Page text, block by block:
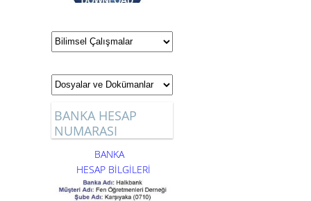
YILLIK VE ÜNİTELENDİRİLMİŞ
PLANLAR,STEM GÜNLÜK
SORULARI,DOSYA VE
DÖKÜMANLAR için tıklayınız.
BANKA HESAP
NUMARASI
BANKA
HESAP BİLGİLERİ